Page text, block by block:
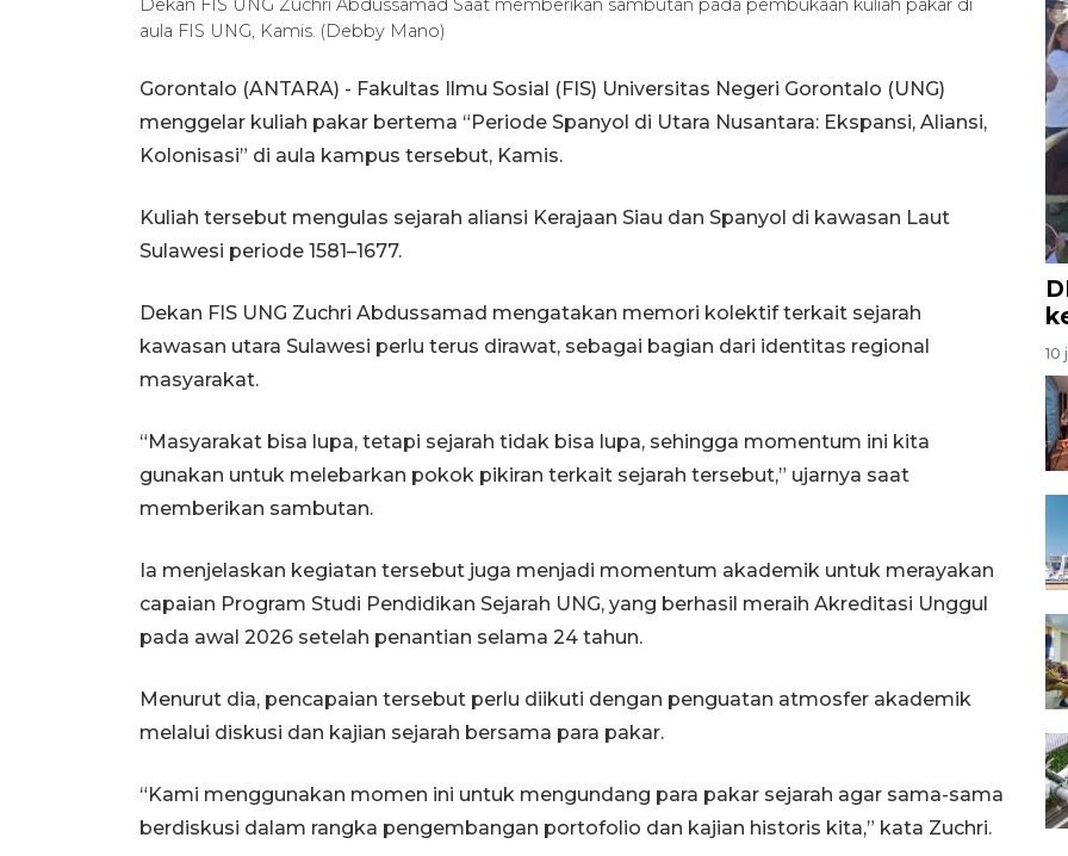
Dekan FIS UNG Zuchri Abdussamad Saat memberikan sambutan pada pembukaan kuliah pakar di
aula FIS UNG, Kamis. (Debby Mano)
Gorontalo (ANTARA) - Fakultas Ilmu Sosial (FIS) Universitas Negeri Gorontalo (UNG)
menggelar kuliah pakar bertema “Periode Spanyol di Utara Nusantara: Ekspansi, Aliansi,
Kolonisasi” di aula kampus tersebut, Kamis.
Kuliah tersebut mengulas sejarah aliansi Kerajaan Siau dan Spanyol di kawasan Laut
Sulawesi periode 1581–1677.
Dekan FIS UNG Zuchri Abdussamad mengatakan memori kolektif terkait sejarah
kawasan utara Sulawesi perlu terus dirawat, sebagai bagian dari identitas regional
masyarakat.
“Masyarakat bisa lupa, tetapi sejarah tidak bisa lupa, sehingga momentum ini kita
gunakan untuk melebarkan pokok pikiran terkait sejarah tersebut,” ujarnya saat
memberikan sambutan.
Ia menjelaskan kegiatan tersebut juga menjadi momentum akademik untuk merayakan
capaian Program Studi Pendidikan Sejarah UNG, yang berhasil meraih Akreditasi Unggul
pada awal 2026 setelah penantian selama 24 tahun.
Menurut dia, pencapaian tersebut perlu diikuti dengan penguatan atmosfer akademik
melalui diskusi dan kajian sejarah bersama para pakar.
“Kami menggunakan momen ini untuk mengundang para pakar sejarah agar sama-sama
berdiskusi dalam rangka pengembangan portofolio dan kajian historis kita,” kata Zuchri.
10